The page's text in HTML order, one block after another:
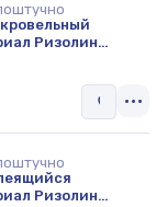
Ризолин
Ризолин